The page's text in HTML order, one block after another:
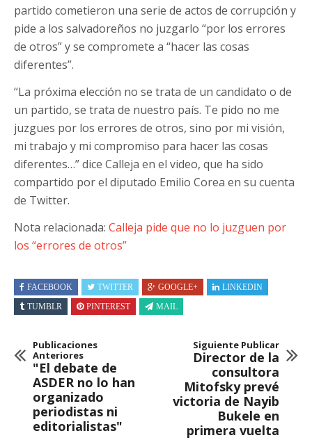
partido cometieron una serie de actos de corrupción y
pide a los salvadoreños no juzgarlo “por los errores
de otros” y se compromete a “hacer las cosas
diferentes”.
“La próxima elección no se trata de un candidato o de
un partido, se trata de nuestro país. Te pido no me
juzgues por los errores de otros, sino por mi visión,
mi trabajo y mi compromiso para hacer las cosas
diferentes…” dice Calleja en el video, que ha sido
compartido por el diputado Emilio Corea en su cuenta
de Twitter.
Nota relacionada: Calleja pide que no lo juzguen por
los “errores de otros”
FACEBOOK TWITTER GOOGLE+
LINKEDIN
TUMBLR
PINTEREST MAIL
Publicaciones
Anteriores
"El debate de
ASDER no lo han
organizado
periodistas ni
editorialistas"
Siguiente Publicar
Director de la
consultora
Mitofsky prevé
victoria de Nayib
Bukele en
primera vuelta